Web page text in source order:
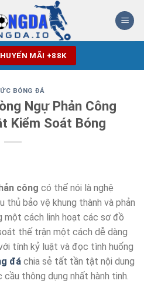
MÃI +88K
BÓNG ĐÁ
Ngự Phản Công
Kiểm Soát Bóng
công có thể nói là nghệ
thủ bảo vệ khung thành và phản
một cách linh hoạt các sơ đồ
thế trận một cách dễ dàng
tính kỷ luật và đọc tình huống
đá chia sẻ tất tần tật nội dung
thông dụng nhất hành tinh.